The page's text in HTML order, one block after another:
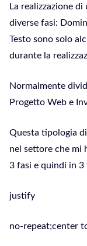
La realizzazione
diverse fasi:
Testo sono solo
durante la
Normalmente
Progetto Web e
Questa tipologia
nel settore che mi
3 fasi e quindi in 3
justify
no-repeat;center